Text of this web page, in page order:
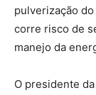
pulverização
corre risco de
manejo da
O presidente